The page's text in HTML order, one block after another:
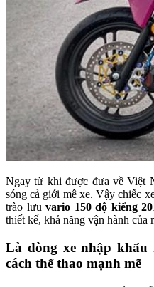
Ngay từ khi được đưa về Việt
sóng cả giới mê xe. Vậy chiếc
trào lưuvario 150 độ kiểng
thiết kế, khả năng vận hành của
Là dòng xe nhập khẩu
cách thể thao mạnh mẽ